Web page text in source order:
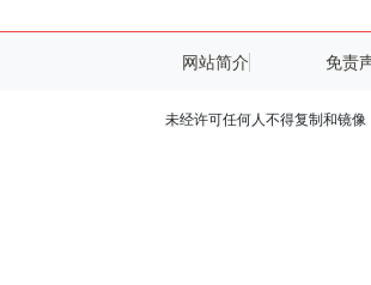
网站简介 免责
未经许可任何人不得复制和镜